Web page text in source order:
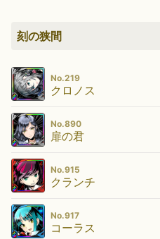
刻の狭間
No.219
クロノス
No.890
扉の君
No.915
クランチ
No.917
コーラス